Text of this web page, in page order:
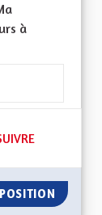
à
ABONNÉS